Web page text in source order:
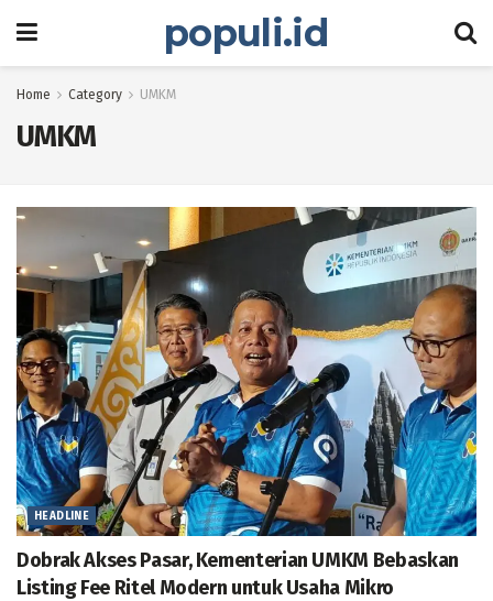
populi.id
Home Category UMKM
UMKM
HEADLINE
Dobrak Akses Pasar, Kementerian UMKM Bebaskan
Listing Fee Ritel Modern untuk Usaha Mikro